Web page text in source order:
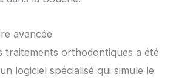
avancée
traitements orthodontiques a été
logiciel spécialisé qui simule le